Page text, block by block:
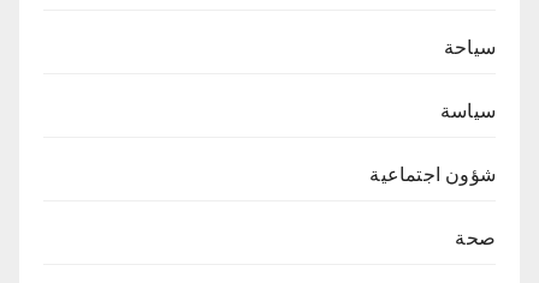
سياحة
سياسة
شؤون اجتماعية
صحة